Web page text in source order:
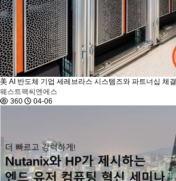
美 AI 반도체 기업 세레브라스 시스템즈와 파트너십 체결
웨스트팩씨엔에스
360
04-06